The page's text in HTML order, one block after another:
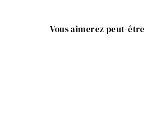
Vous aimerez peut-